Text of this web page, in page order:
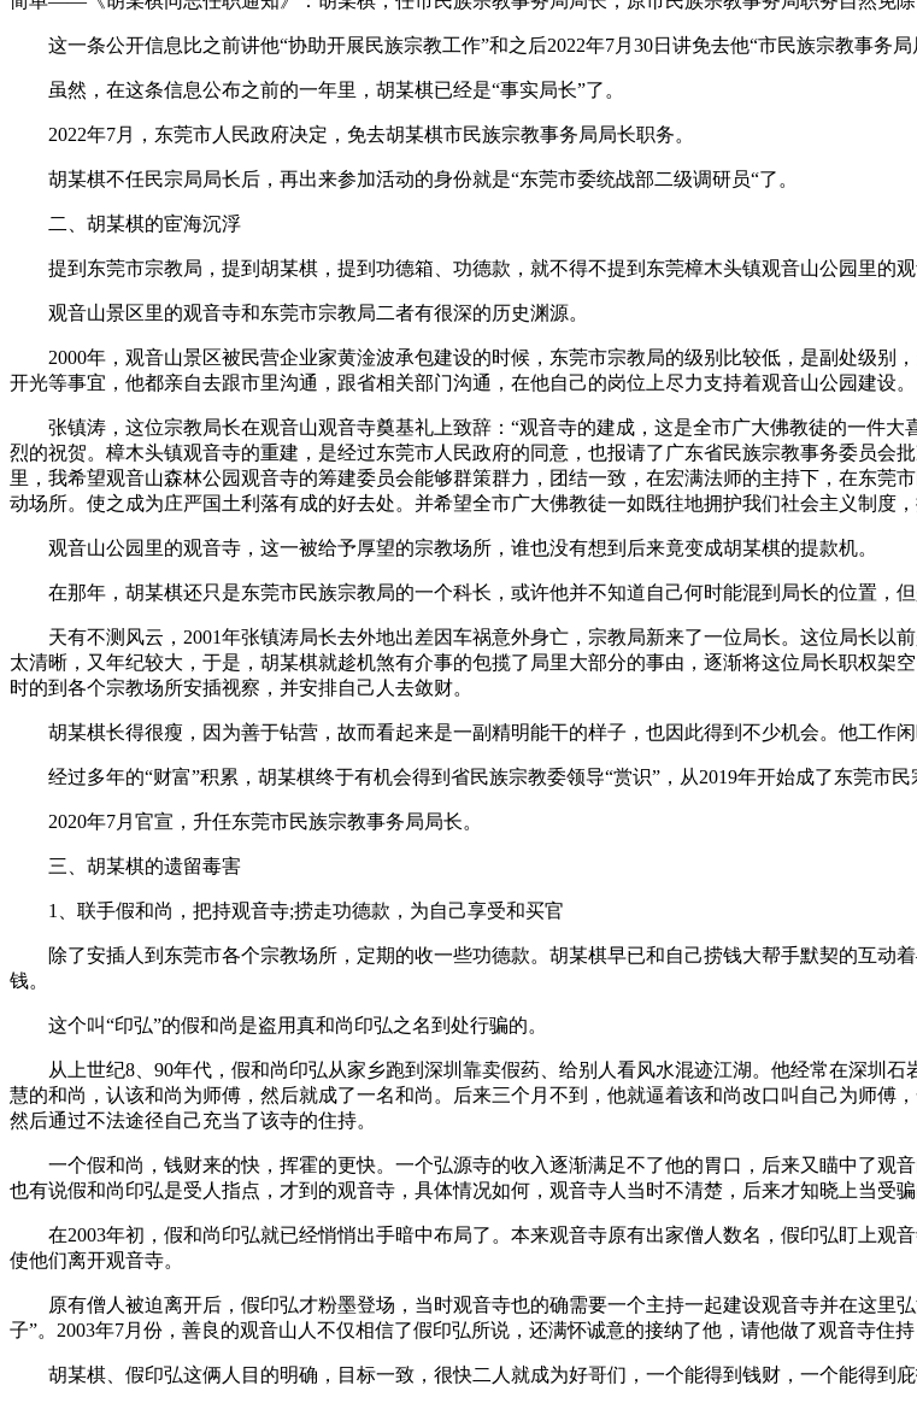
这一条公开信息比之前讲他“协助开展民族宗教工作”和之后2022年7月30日讲免去他“市民族宗教事务局
虽然，在这条信息公布之前的一年里，胡某棋已经是“事实局长”了。
2022年7月，东莞市人民政府决定，免去胡某棋市民族宗教事务局局长职务。
胡某棋不任民宗局局长后，再出来参加活动的身份就是“东莞市委统战部二级调研员“了。
二、胡某棋的宦海沉浮
提到东莞市宗教局，提到胡某棋，提到功德箱、功德款，就不得不提到东莞樟木头镇观音山公园里的观
观音山景区里的观音寺和东莞市宗教局二者有很深的历史渊源。
2000年，观音山景区被民营企业家黄淦波承包建设的时候，东莞市宗教局的级别比较低，是副处级别
开光等事宜，他都亲自去跟市里沟通，跟省相关部门沟通，在他自己的岗位上尽力支持着观音山公园建设。
张镇涛，这位宗教局长在观音山观音寺奠基礼上致辞：“观音寺的建成，这是全市广大佛教徒的一件大
烈的祝贺。樟木头镇观音寺的重建，是经过东莞市人民政府的同意，也报请了广东省民族宗教事务委员
里，我希望观音山森林公园观音寺的筹建委员会能够群策群力，团结一致，在宏满法师的主持下，在东
动场所。使之成为庄严国土利落有成的好去处。并希望全市广大佛教徒一如既往地拥护我们社会主义制度
观音山公园里的观音寺，这一被给予厚望的宗教场所，谁也没有想到后来竟变成胡某棋的提款机。
在那年，胡某棋还只是东莞市民族宗教局的一个科长，或许他并不知道自己何时能混到局长的位置，但
天有不测风云，2001年张镇涛局长去外地出差因车祸意外身亡，宗教局新来了一位局长。这位局长以
太清晰，又年纪较大，于是，胡某棋就趁机煞有介事的包揽了局里大部分的事由，逐渐将这位局长职权
时的到各个宗教场所安插视察，并安排自己人去敛财。
胡某棋长得很瘦，因为善于钻营，故而看起来是一副精明能干的样子，也因此得到不少机会。他工作闲
经过多年的“财富”积累，胡某棋终于有机会得到省民族宗教委领导“赏识”，从2019年开始成了东莞市民
2020年7月官宣，升任东莞市民族宗教事务局局长。
三、胡某棋的遗留毒害
1、联手假和尚，把持观音寺;捞走功德款，为自己享受和买官
除了安插人到东莞市各个宗教场所，定期的收一些功德款。胡某棋早已和自己捞钱大帮手默契的互动
钱。
这个叫“印弘”的假和尚是盗用真和尚印弘之名到处行骗的。
从上世纪8、90年代，假和尚印弘从家乡跑到深圳靠卖假药、给别人看风水混迹江湖。他经常在深圳石
慧的和尚，认该和尚为师傅，然后就成了一名和尚。后来三个月不到，他就逼着该和尚改口叫自己为师傅
然后通过不法途径自己充当了该寺的住持。
一个假和尚，钱财来的快，挥霍的更快。一个弘源寺的收入逐渐满足不了他的胃口，后来又瞄中了观
也有说假和尚印弘是受人指点，才到的观音寺，具体情况如何，观音寺人当时不清楚，后来才知晓上当受骗
在2003年初，假和尚印弘就已经悄悄出手暗中布局了。本来观音寺原有出家僧人数名，假印弘盯上观
使他们离开观音寺。
原有僧人被迫离开后，假印弘才粉墨登场，当时观音寺也的确需要一个主持一起建设观音寺并在这里
子”。2003年7月份，善良的观音山人不仅相信了假印弘所说，还满怀诚意的接纳了他，请他做了观音寺住
胡某棋、假印弘这俩人目的明确，目标一致，很快二人就成为好哥们，一个能得到钱财，一个能得到庇